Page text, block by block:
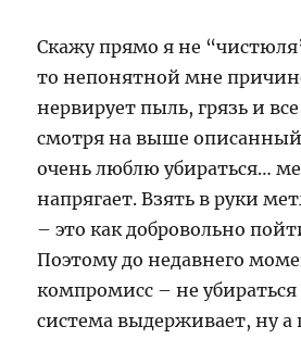
Скажу прямо я не
то непонятной мне
нервирует пыль, грязь и
смотря на выше
очень люблю убираться…
напрягает. Взять в руки
– это как добровольно
Поэтому до недавнего
компромисс – не
система выдерживает, ну